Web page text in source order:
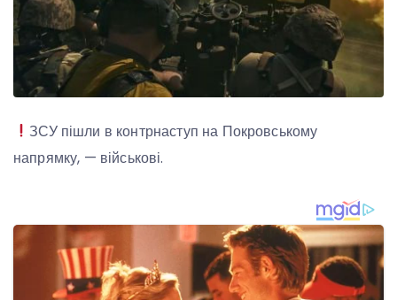
ЗСУ пішли в контрнаступ на Покровському
напрямку, — військові.